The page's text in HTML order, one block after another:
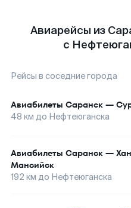
Авиарейсы из
с
Рейсы в соседние города
Авиабилеты Саранск —
48 км до Нефтеюганска
Авиабилеты Саранск —
Мансийск
192 км до Нефтеюганска